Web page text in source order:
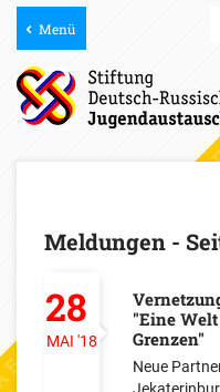
Menü
Meldungen -
28
MAI '18
"Eine
Grenzen"
Neue